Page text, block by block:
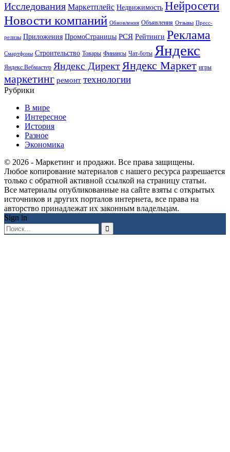
Исследования Маркетплейс Недвижимость Нейросети
Новости компаний Обновления Объявления Отзывы Пресс-
релизы Приложения ПромоСтраницы РСЯ Рейтинги Реклама
Смартфоны Строительство Товары Финансы Чат-боты Яндекс
Яндекс.Вебмастер Яндекс Директ Яндекс Маркет игры
маркетинг ремонт технологии
Рубрики
В мире
Интересное
История
Разное
Экономика
© 2026 - Маркетинг и продажи. Все права защищены.
Любое копирование материалов с нашего ресурса разрешается
только с обратной активной ссылкой на страницу статьи.
Все материалы опубликованные на сайте взяты с открытых
источников и других порталов интернета, все права на
авторство принадлежат их законным владельцам.
Sign in